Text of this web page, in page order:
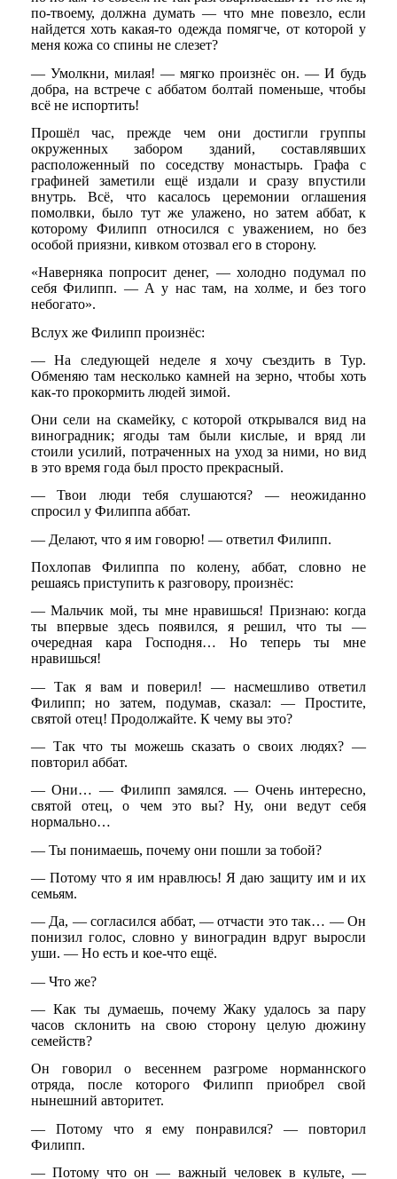
по-твоему, должна думать — что мне повезло, если
найдется хоть какая-то одежда помягче, от которой у
меня кожа со спины не слезет?
— Умолкни, милая! — мягко произнёс он. — И будь
добра, на встрече с аббатом болтай поменьше, чтобы
всё не испортить!
Прошёл час, прежде чем они достигли группы
окруженных забором зданий, составлявших
расположенный по соседству монастырь. Графа с
графиней заметили ещё издали и сразу впустили
внутрь. Всё, что касалось церемонии оглашения
помолвки, было тут же улажено, но затем аббат, к
которому Филипп относился с уважением, но без
особой приязни, кивком отозвал его в сторону.
«Наверняка попросит денег, — холодно подумал по
себя Филипп. — А у нас там, на холме, и без того
небогато».
Вслух же Филипп произнёс:
— На следующей неделе я хочу съездить в Тур.
Обменяю там несколько камней на зерно, чтобы хоть
как-то прокормить людей зимой.
Они сели на скамейку, с которой открывался вид на
виноградник; ягоды там были кислые, и вряд ли
стоили усилий, потраченных на уход за ними, но вид
в это время года был просто прекрасный.
— Твои люди тебя слушаются? — неожиданно
спросил у Филиппа аббат.
— Делают, что я им говорю! — ответил Филипп.
Похлопав Филиппа по колену, аббат, словно не
решаясь приступить к разговору, произнёс:
— Мальчик мой, ты мне нравишься! Признаю: когда
ты впервые здесь появился, я решил, что ты —
очередная кара Господня… Но теперь ты мне
нравишься!
— Так я вам и поверил! — насмешливо ответил
Филипп; но затем, подумав, сказал: — Простите,
святой отец! Продолжайте. К чему вы это?
— Так что ты можешь сказать о своих людях? —
повторил аббат.
— Они… — Филипп замялся. — Очень интересно,
святой отец, о чем это вы? Ну, они ведут себя
нормально…
— Ты понимаешь, почему они пошли за тобой?
— Потому что я им нравлюсь! Я даю защиту им и их
семьям.
— Да, — согласился аббат, — отчасти это так… — Он
понизил голос, словно у виноградин вдруг выросли
уши. — Но есть и кое-что ещё.
— Что же?
— Как ты думаешь, почему Жаку удалось за пару
часов склонить на свою сторону целую дюжину
семейств?
Он говорил о весеннем разгроме норманнского
отряда, после которого Филипп приобрел свой
нынешний авторитет.
— Потому что я ему понравился? — повторил
Филипп.
— Потому что он — важный человек в культе, —